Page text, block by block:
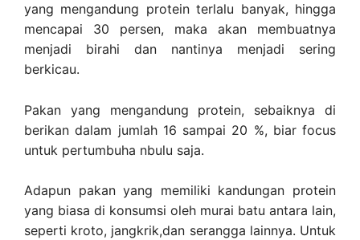
yang mengandung protein terlalu banyak, hingga
mencapai 30 persen, maka akan membuatnya
menjadi birahi dan nantinya menjadi sering
berkicau.
Pakan yang mengandung protein, sebaiknya di
berikan dalam jumlah 16 sampai 20 %, biar focus
untuk pertumbuha nbulu saja.
Adapun pakan yang memiliki kandungan protein
yang biasa di konsumsi oleh murai batu antara lain,
seperti kroto, jangkrik,dan serangga lainnya. Untuk